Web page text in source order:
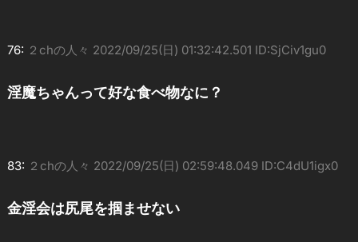
76: ２chの人々 2022/09/25(日) 01:32:42.501 ID:SjCiv1gu0
淫魔ちゃんって好な食べ物なに？
83: ２chの人々 2022/09/25(日) 02:59:48.049 ID:C4dU1igx0
金淫会は尻尾を掴ませない